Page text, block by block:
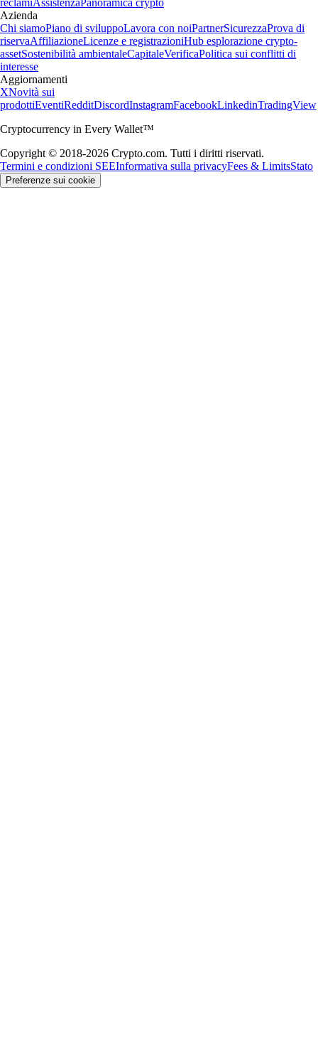
reclamiAssistenza Panoramica crypto
Azienda
Chi siamoPiano di sviluppoLavora con noiPartnerSicurezzaProva di
riservaAffiliazioneLicenze e registrazioniHub esplorazione crypto-
assetSostenibilità ambientaleCapitaleVerificaPolitica sui conflitti di
interesse
Aggiornamenti
XNovità sui
prodottiEventiRedditDiscordInstagramFacebookLinkedinTradingView
Cryptocurrency in Every Wallet™
Copyright © 2018-2026 Crypto.com. Tutti i diritti riservati.
Termini e condizioni SEEInformativa sulla privacyFees & LimitsStato
Preferenze sui cookie